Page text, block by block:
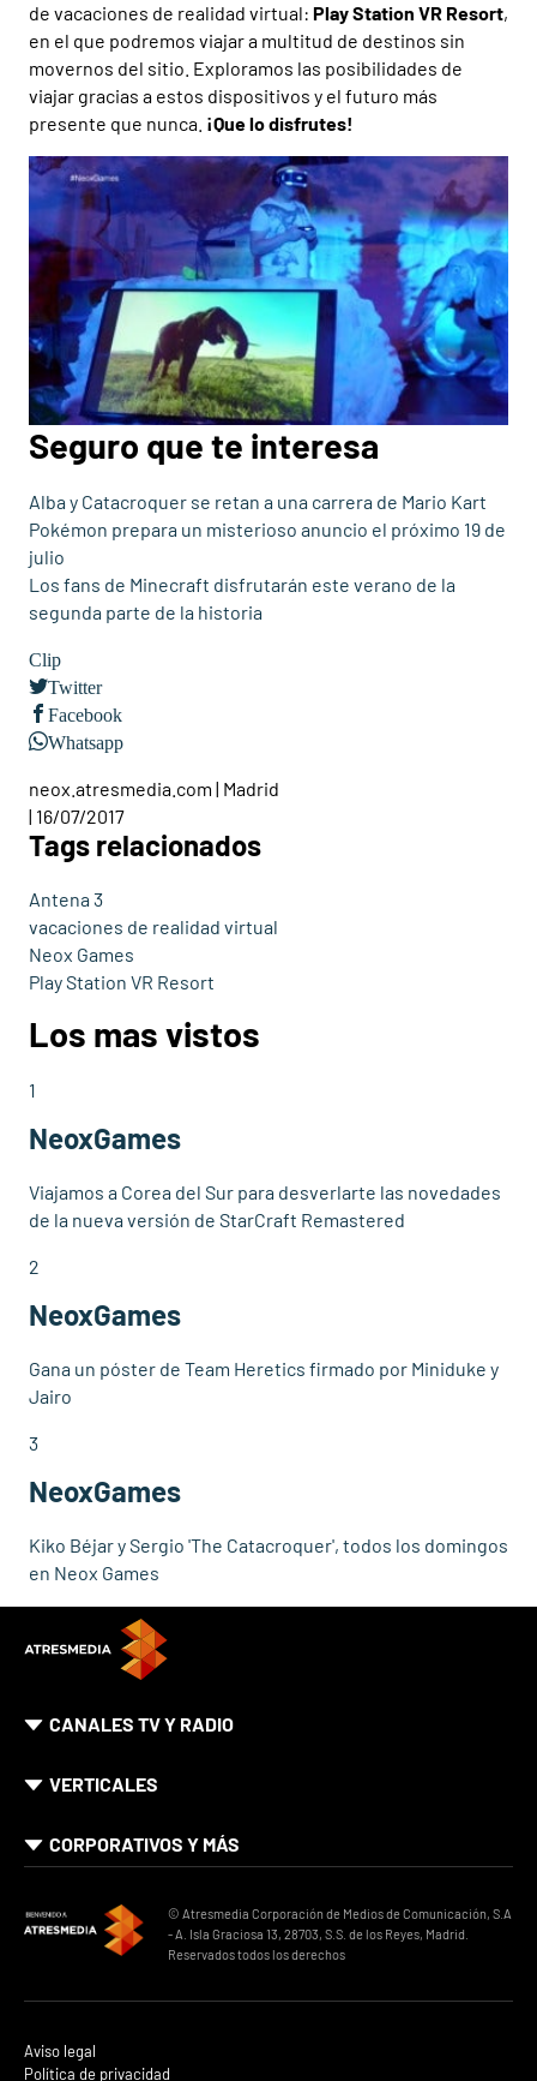
de vacaciones de realidad virtual: Play Station VR Resort,
en el que podremos viajar a multitud de destinos sin
movernos del sitio. Exploramos las posibilidades de
viajar gracias a estos dispositivos y el futuro más
presente que nunca. ¡Que lo disfrutes!
Seguro que te interesa
Alba y Catacroquer se retan a una carrera de Mario Kart
Pokémon prepara un misterioso anuncio el próximo 19 de
julio
Los fans de Minecraft disfrutarán este verano de la
segunda parte de la historia
Clip
Twitter
Facebook
Whatsapp
neox.atresmedia.com | Madrid
| 16/07/2017
Tags relacionados
Antena 3
vacaciones de realidad virtual
Neox Games
Play Station VR Resort
Los mas vistos
1
NeoxGames
Viajamos a Corea del Sur para desverlarte las novedades
de la nueva versión de StarCraft Remastered
2
NeoxGames
Gana un póster de Team Heretics firmado por Miniduke y
Jairo
3
NeoxGames
Kiko Béjar y Sergio 'The Catacroquer', todos los domingos
en Neox Games
CANALES TV Y RADIO
VERTICALES
CORPORATIVOS Y MÁS
© Atresmedia Corporación de Medios de Comunicación, S.A
- A. Isla Graciosa 13, 28703, S.S. de los Reyes, Madrid.
Reservados todos los derechos
Aviso legal
Política de privacidad